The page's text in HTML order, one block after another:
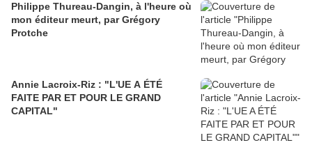
Philippe Thureau-Dangin, à l'heure où
mon éditeur meurt, par Grégory
Protche
Annie Lacroix-Riz : "L'UE A ÉTÉ
FAITE PAR ET POUR LE GRAND
CAPITAL"